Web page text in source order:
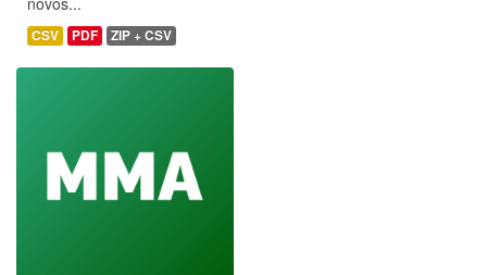
CSV PDF ZIP + CSV